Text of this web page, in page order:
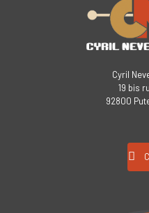
Cyril
19 bis
92800